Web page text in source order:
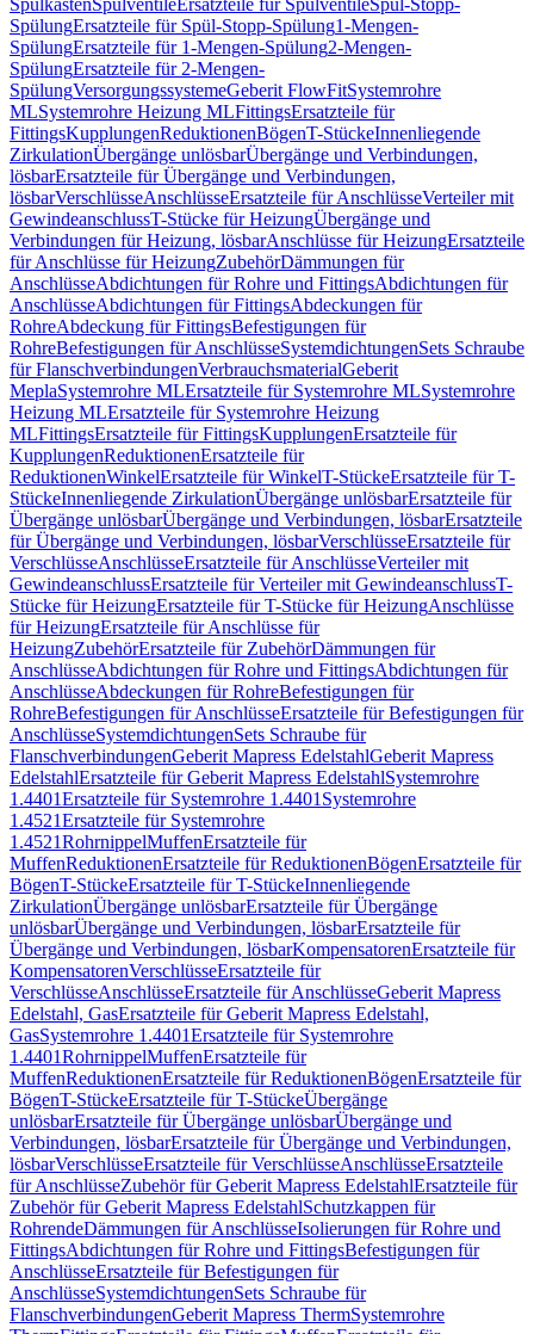
SpülkästenSpülventileErsatzteile für SpülventileSpül-Stopp-
SpülungErsatzteile für Spül-Stopp-Spülung1-Mengen-
SpülungErsatzteile für 1-Mengen-Spülung2-Mengen-
SpülungErsatzteile für 2-Mengen-
SpülungVersorgungssystemeGeberit FlowFitSystemrohre
MLSystemrohre Heizung MLFittingsErsatzteile für
FittingsKupplungenReduktionenBögenT-StückeInnenliegende
ZirkulationÜbergänge unlösbarÜbergänge und Verbindungen,
lösbarErsatzteile für Übergänge und Verbindungen,
lösbarVerschlüsseAnschlüsseErsatzteile für AnschlüsseVerteiler mit
GewindeanschlussT-Stücke für HeizungÜbergänge und
Verbindungen für Heizung, lösbarAnschlüsse für HeizungErsatzteile
für Anschlüsse für HeizungZubehörDämmungen für
AnschlüsseAbdichtungen für Rohre und FittingsAbdichtungen für
AnschlüsseAbdichtungen für FittingsAbdeckungen für
RohreAbdeckung für FittingsBefestigungen für
RohreBefestigungen für AnschlüsseSystemdichtungenSets Schraube
für FlanschverbindungenVerbrauchsmaterialGeberit
MeplaSystemrohre MLErsatzteile für Systemrohre MLSystemrohre
Heizung MLErsatzteile für Systemrohre Heizung
MLFittingsErsatzteile für FittingsKupplungenErsatzteile für
KupplungenReduktionenErsatzteile für
ReduktionenWinkelErsatzteile für WinkelT-StückeErsatzteile für T-
StückeInnenliegende ZirkulationÜbergänge unlösbarErsatzteile für
Übergänge unlösbarÜbergänge und Verbindungen, lösbarErsatzteile
für Übergänge und Verbindungen, lösbarVerschlüsseErsatzteile für
VerschlüsseAnschlüsseErsatzteile für AnschlüsseVerteiler mit
GewindeanschlussErsatzteile für Verteiler mit GewindeanschlussT-
Stücke für HeizungErsatzteile für T-Stücke für HeizungAnschlüsse
für HeizungErsatzteile für Anschlüsse für
HeizungZubehörErsatzteile für ZubehörDämmungen für
AnschlüsseAbdichtungen für Rohre und FittingsAbdichtungen für
AnschlüsseAbdeckungen für RohreBefestigungen für
RohreBefestigungen für AnschlüsseErsatzteile für Befestigungen für
AnschlüsseSystemdichtungenSets Schraube für
FlanschverbindungenGeberit Mapress EdelstahlGeberit Mapress
EdelstahlErsatzteile für Geberit Mapress EdelstahlSystemrohre
1.4401Ersatzteile für Systemrohre 1.4401 Systemrohre
1.4521Ersatzteile für Systemrohre
1.4521RohrnippelMuffenErsatzteile für
MuffenReduktionenErsatzteile für ReduktionenBögenErsatzteile für
BögenT-StückeErsatzteile für T-StückeInnenliegende
ZirkulationÜbergänge unlösbarErsatzteile für Übergänge
unlösbarÜbergänge und Verbindungen, lösbarErsatzteile für
Übergänge und Verbindungen, lösbarKompensatorenErsatzteile für
KompensatorenVerschlüsseErsatzteile für
VerschlüsseAnschlüsseErsatzteile für AnschlüsseGeberit Mapress
Edelstahl, GasErsatzteile für Geberit Mapress Edelstahl,
GasSystemrohre 1.4401Ersatzteile für Systemrohre
1.4401RohrnippelMuffenErsatzteile für
MuffenReduktionenErsatzteile für ReduktionenBögenErsatzteile für
BögenT-StückeErsatzteile für T-StückeÜbergänge
unlösbarErsatzteile für Übergänge unlösbarÜbergänge und
Verbindungen, lösbarErsatzteile für Übergänge und Verbindungen,
lösbarVerschlüsseErsatzteile für VerschlüsseAnschlüsseErsatzteile
für AnschlüsseZubehör für Geberit Mapress EdelstahlErsatzteile für
Zubehör für Geberit Mapress EdelstahlSchutzkappen für
RohrendeDämmungen für AnschlüsseIsolierungen für Rohre und
FittingsAbdichtungen für Rohre und FittingsBefestigungen für
AnschlüsseErsatzteile für Befestigungen für
AnschlüsseSystemdichtungenSets Schraube für
FlanschverbindungenGeberit Mapress ThermSystemrohre